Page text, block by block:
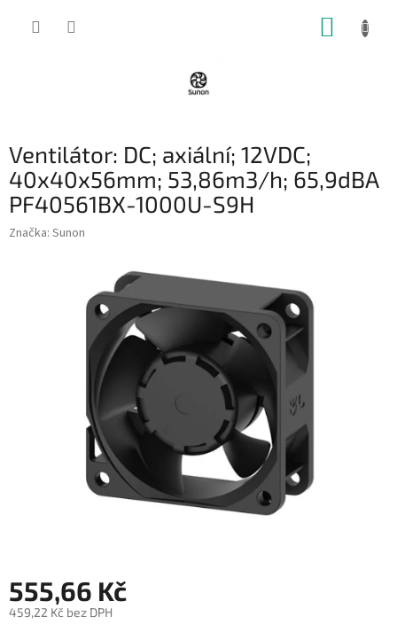
Ventilátor: DC; axiální; 12VDC;
40x40x56mm; 53,86m3/h; 65,9dBA
PF40561BX-1000U-S9H
Značka: Sunon
555,66 Kč
459,22 Kč bez DPH